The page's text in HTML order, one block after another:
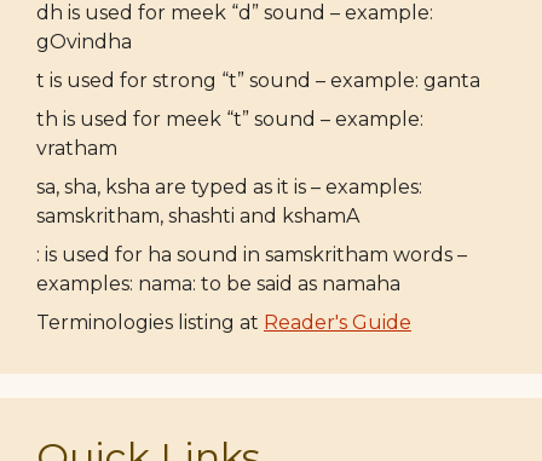
dh is used for meek “d” sound – example:
gOvindha
t is used for strong “t” sound – example: ganta
th is used for meek “t” sound – example:
vratham
sa, sha, ksha are typed as it is – examples:
samskritham, shashti and kshamA
: is used for ha sound in samskritham words –
examples: nama: to be said as namaha
Terminologies listing at Reader's Guide